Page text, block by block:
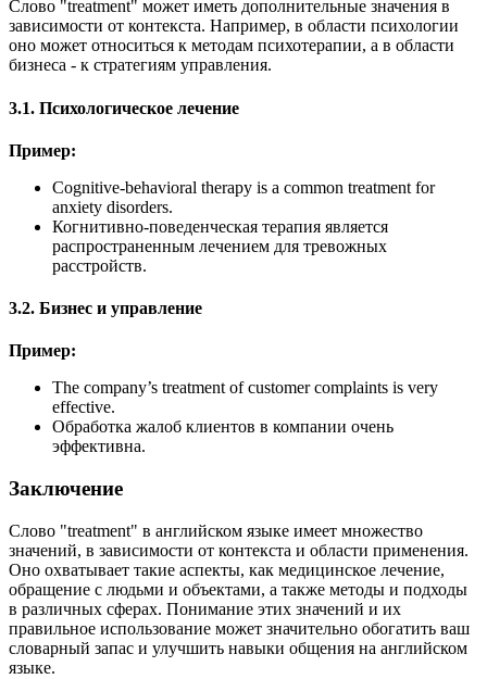
Слово "treatment" может иметь дополнительные значения в
зависимости от контекста. Например, в области психологии
оно может относиться к методам психотерапии, а в области
бизнеса - к стратегиям управления.
3.1. Психологическое лечение
Пример:
Cognitive-behavioral therapy is a common treatment for
anxiety disorders.
Когнитивно-поведенческая терапия является
распространенным лечением для тревожных
расстройств.
3.2. Бизнес и управление
Пример:
The company’s treatment of customer complaints is very
effective.
Обработка жалоб клиентов в компании очень
эффективна.
Заключение
Слово "treatment" в английском языке имеет множество
значений, в зависимости от контекста и области применения.
Оно охватывает такие аспекты, как медицинское лечение,
обращение с людьми и объектами, а также методы и подходы
в различных сферах. Понимание этих значений и их
правильное использование может значительно обогатить ваш
словарный запас и улучшить навыки общения на английском
языке.